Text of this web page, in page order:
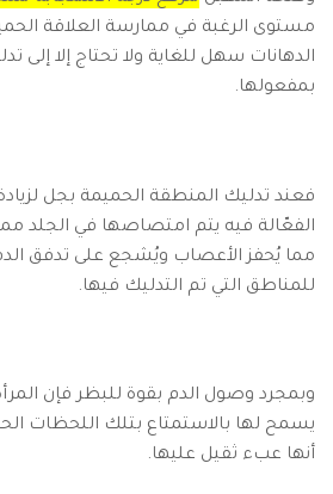
مستوى الرغبة في ممارسة العلاقة
الدهانات سهل للغاية ولا تحتاج إلا إلى
بمفعولها.
فعند تدليك المنطقة الحميمة بجل
الفعّالة فيه يتم امتصاصها في الجلد
مما يُحفز الأعصاب ويُشجع على تدفق
للمناطق التي تم التدليك فيها.
وبمجرد وصول الدم بقوة للبظر فإن
يسمح لها بالاستمتاع بتلك اللحظات
أنها عبء ثقيل عليها.